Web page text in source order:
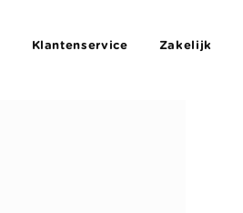
Klantenservice Zakelijk